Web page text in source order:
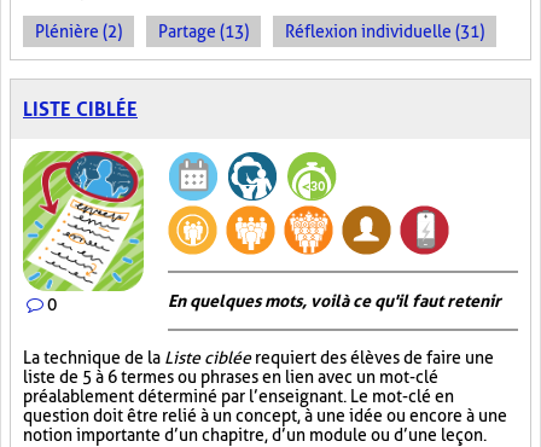
Plénière (2) Partage (13) Réflexion individuelle (31)
LISTE CIBLÉE
0 En quelques mots, voilà ce qu'il faut retenir
La technique de la Liste cibléerequiert des élèves de faire une
liste de 5 à 6 termes ou phrases en lien avec un mot-clé
préalablement déterminé par l’enseignant. Le mot-clé en
question doit être relié à un concept, à une idée ou encore à une
notion importante d’un chapitre, d’un module ou d’une leçon.